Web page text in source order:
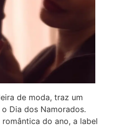
de moda, traz um
Dia dos Namorados.
do ano, a label